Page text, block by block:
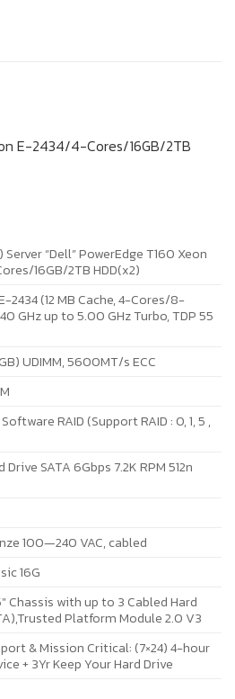
E-2434/4-Cores/16GB/2TB
Server “Dell” PowerEdge T160 Xeon
16GB/2TB HDD(x2)
2434 (12 MB Cache, 4-Cores/8-
GHz up to 5.00 GHz Turbo, TDP 55
UDIMM, 5600MT/s ECC
RAID (Support RAID : 0, 1, 5 ,
Drive SATA 6Gbps 7.2K RPM 512n
100—240 VAC, cabled
16G
Chassis with up to 3 Cabled Hard
Platform Module 2.0 V3
& Mission Critical: (7×24) 4-hour
+ 3Yr Keep Your Hard Drive